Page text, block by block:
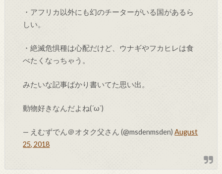
・アフリカ以外にも幻のチーターがいる国があるら
しい。
・絶滅危惧種は心配だけど、ウナギやフカヒレは食
べたくなっちゃう。
みたいな記事ばかり書いてた思い出。
動物好きなんだよね(´ω`)
— えむずでん＠オタク父さん (@msdenmsden)August
25, 2018